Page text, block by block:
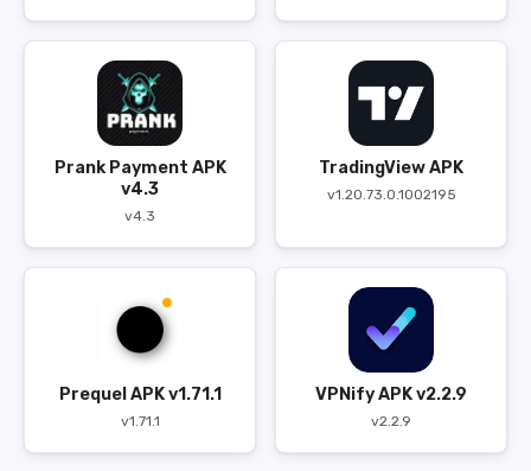
Prank Payment APK
v4.3
v4.3
TradingView APK
v1.20.73.0.1002195
Prequel APK v1.71.1
v1.71.1
VPNify APK v2.2.9
v2.2.9